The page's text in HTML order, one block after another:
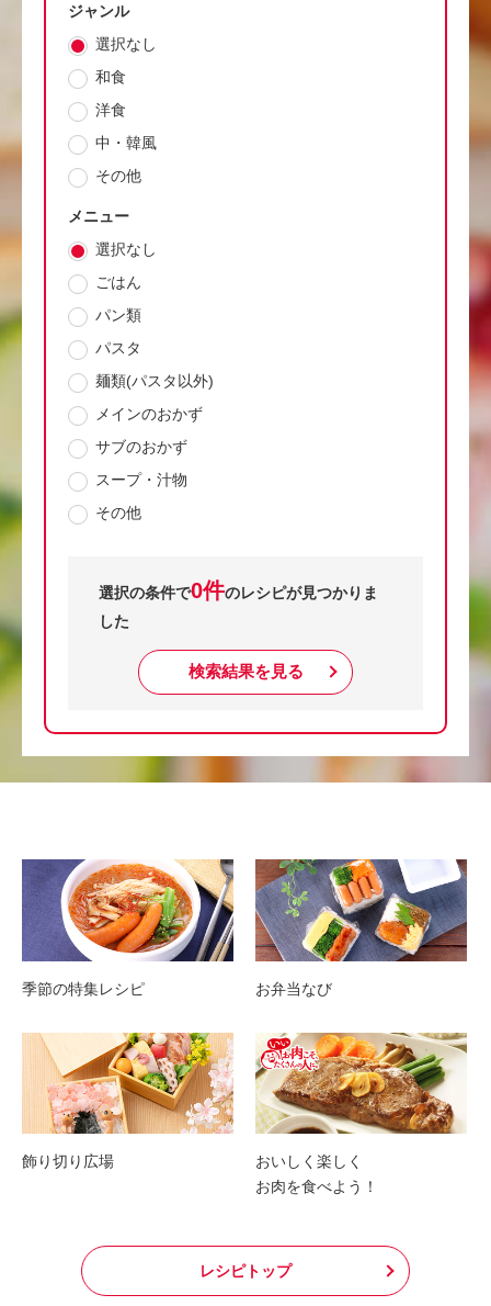
ジャンル
選択なし
和食
洋食
中・韓風
その他
メニュー
選択なし
ごはん
パン類
パスタ
麺類(パスタ以外)
メインのおかず
サブのおかず
スープ・汁物
その他
選択の条件で0件のレシピが見つかりま
した
検索結果を見る
季節の特集レシピ お弁当なび
飾り切り広場
おいしく楽しく
お肉を食べよう！
レシピトップ